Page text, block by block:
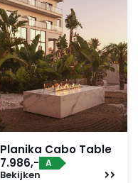
Planika Cabo Table
7.986,- A
Bekijken